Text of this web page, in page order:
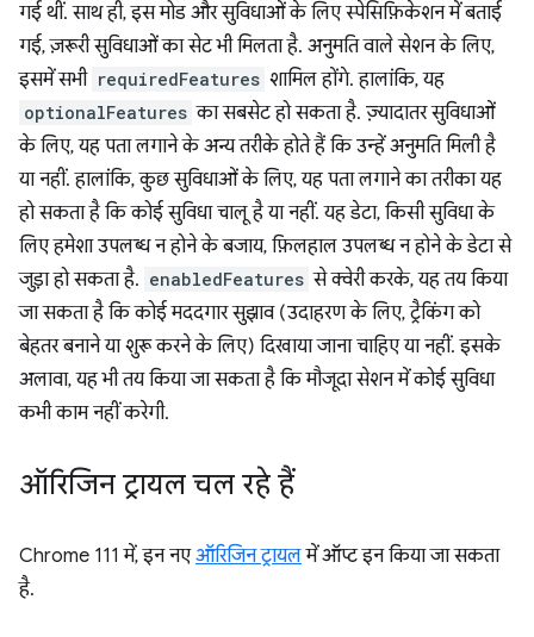
गई थीं. साथ ही, इस मोड और सुविधाओं के लिए स्पेसिफ़िकेशन में बताई
गई, ज़रूरी सुविधाओं का सेट भी मिलता है. अनुमति वाले सेशन के लिए,
इसमें सभी requiredFeatures शामिल होंगे. हालांकि, यह
optionalFeatures का सबसेट हो सकता है. ज़्यादातर सुविधाओं
के लिए, यह पता लगाने के अन्य तरीके होते हैं कि उन्हें अनुमति मिली है
या नहीं. हालांकि, कुछ सुविधाओं के लिए, यह पता लगाने का तरीका यह
हो सकता है कि कोई सुविधा चालू है या नहीं. यह डेटा, किसी सुविधा के
लिए हमेशा उपलब्ध न होने के बजाय, फ़िलहाल उपलब्ध न होने के डेटा से
जुड़ा हो सकता है. enabledFeatures से क्वेरी करके, यह तय किया
जा सकता है कि कोई मददगार सुझाव (उदाहरण के लिए, ट्रैकिंग को
बेहतर बनाने या शुरू करने के लिए) दिखाया जाना चाहिए या नहीं. इसके
अलावा, यह भी तय किया जा सकता है कि मौजूदा सेशन में कोई सुविधा
कभी काम नहीं करेगी.
ऑरिजिन ट्रायल चल रहे हैं
Chrome 111 में, इन नएऑरिजिन ट्रायलमें ऑप्ट इन किया जा सकता
है.